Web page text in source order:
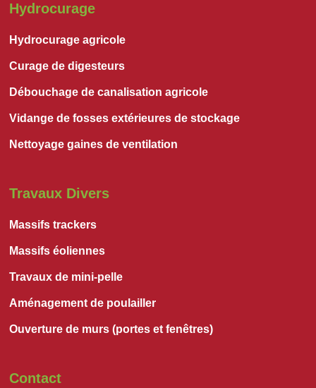
Hydrocurage
Hydrocurage agricole
Curage de digesteurs
Débouchage de canalisation agricole
Vidange de fosses extérieures de stockage
Nettoyage gaines de ventilation
Travaux Divers
Massifs trackers
Massifs éoliennes
Travaux de mini-pelle
Aménagement de poulailler
Ouverture de murs (portes et fenêtres)
Contact